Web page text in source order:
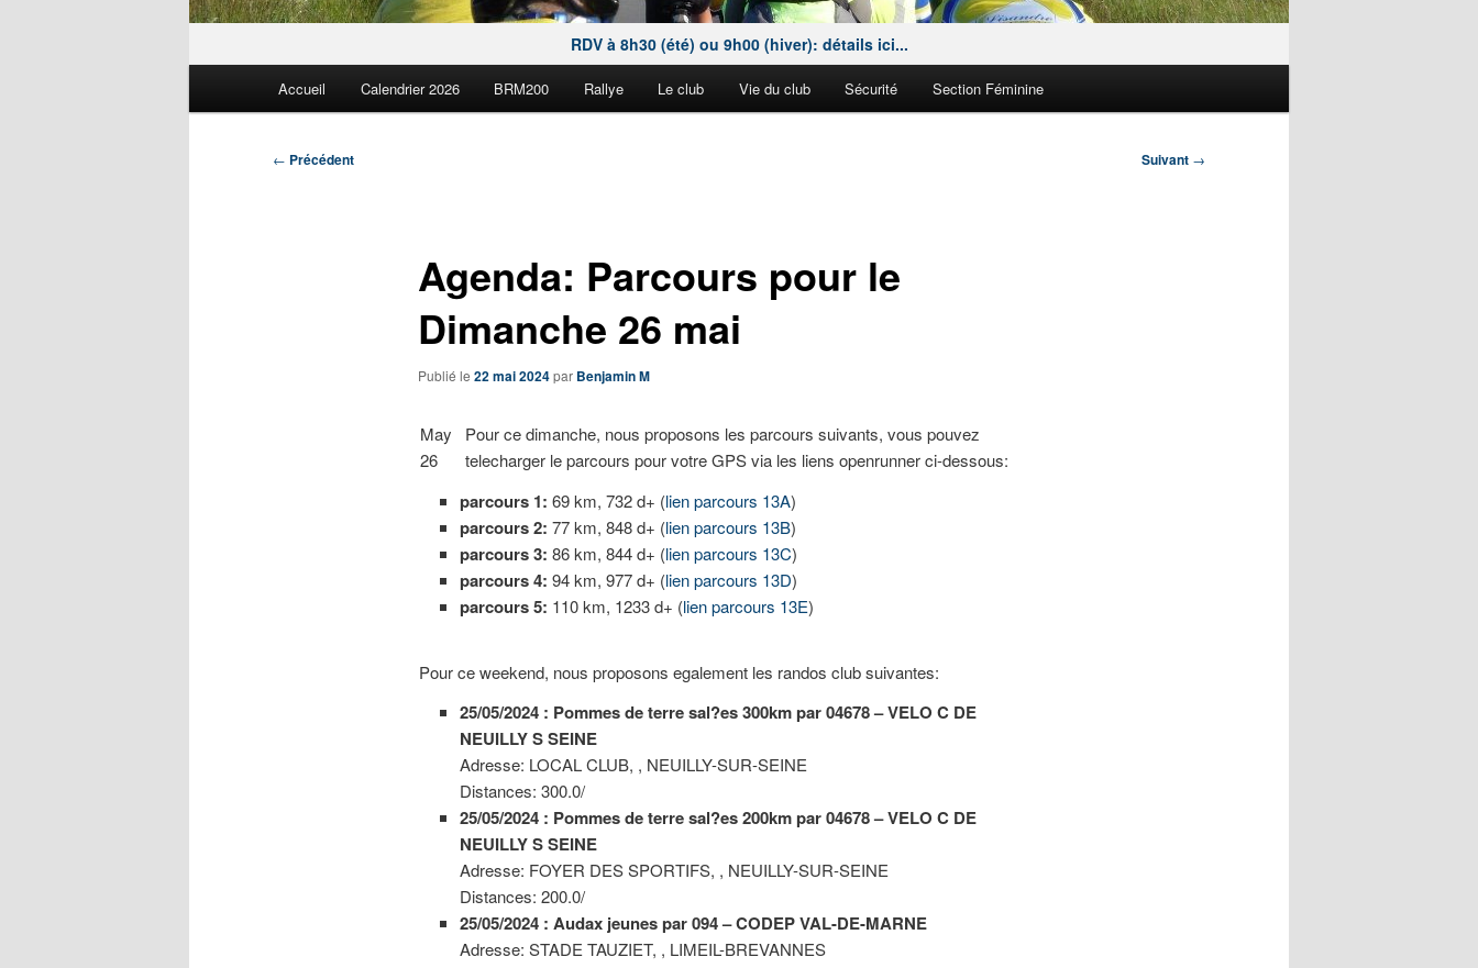
RDV à 8h30 (été) ou 9h00 (hiver): détails ici...
Accueil Calendrier 2026 BRM200 Rallye Le club Vie du club Sécurité Section Féminine
Navigation
← Précédent Suivant →
Agenda: Parcours pour le
Dimanche 26 mai
Publié le 22 mai 2024par Benjamin M
May
26
Pour ce dimanche, nous proposons les parcours suivants, vous pouvez
telecharger le parcours pour votre GPS via les liens openrunner ci-dessous:
parcours 1: 69 km, 732 d+ (lien parcours 13A)
parcours 2: 77 km, 848 d+ (lien parcours 13B)
parcours 3: 86 km, 844 d+ (lien parcours 13C)
parcours 4: 94 km, 977 d+ (lien parcours 13D)
parcours 5: 110 km, 1233 d+ (lien parcours 13E)
Pour ce weekend, nous proposons egalement les randos club suivantes:
25/05/2024 : Pommes de terre sal?es 300km par 04678 – VELO C DE
NEUILLY S SEINE
Adresse: LOCAL CLUB, , NEUILLY-SUR-SEINE
Distances: 300.0/
25/05/2024 : Pommes de terre sal?es 200km par 04678 – VELO C DE
NEUILLY S SEINE
Adresse: FOYER DES SPORTIFS, , NEUILLY-SUR-SEINE
Distances: 200.0/
25/05/2024 : Audax jeunes par 094 – CODEP VAL-DE-MARNE
Adresse: STADE TAUZIET, , LIMEIL-BREVANNES